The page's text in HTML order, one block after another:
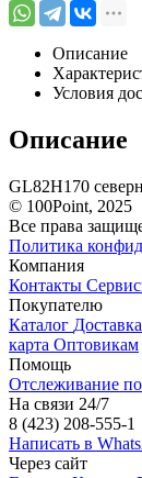
Описание
Условия
Описание
GL82H170
© 100Point, 2025
Все права
Политика
Компания
Контакты
Покупателю
Каталог Доставка
карта Оптовикам
Помощь
Отслеживание
На связи 24/7
8 (423) 208-555-1
Написать в
Через сайт